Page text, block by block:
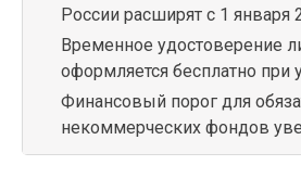
России расширят с 1 января
Временное удостоверение
оформляется бесплатно при
Финансовый порог для
некоммерческих фондов